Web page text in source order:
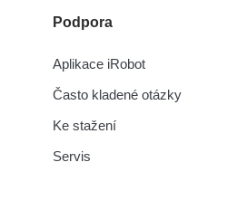
Podpora
Aplikace iRobot
Často kladené otázky
Ke stažení
Servis